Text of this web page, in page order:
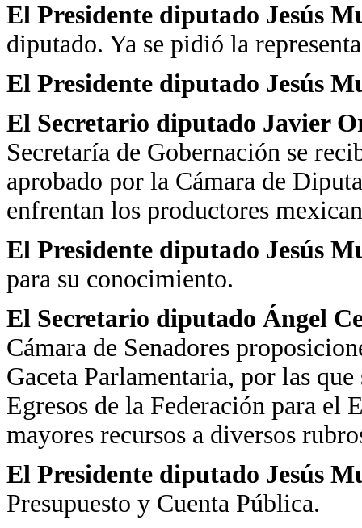
El Presidente diputado Jesús
diputado. Ya se pidió la
El Presidente diputado Jesús
El Secretario diputado Javier
Secretaría de Gobernación se
aprobado por la Cámara de
enfrentan los productores
El Presidente diputado Jesús
para su conocimiento.
El Secretario diputado Ángel
Cámara de Senadores
Gaceta Parlamentaria, por las
Egresos de la Federación para el
mayores recursos a diversos
El Presidente diputado Jesús
Presupuesto y Cuenta Pública.